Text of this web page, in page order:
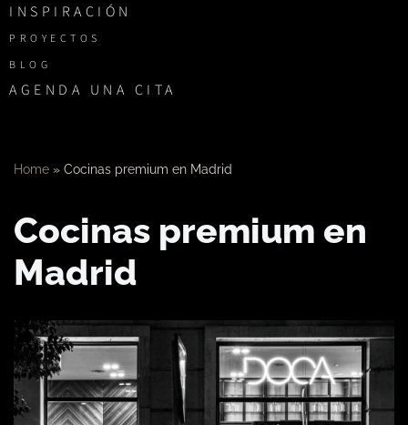
INSPIRACIÓN
PROYECTOS
BLOG
AGENDA UNA CITA
Home » Cocinas premium en Madrid
Cocinas premium en
Madrid